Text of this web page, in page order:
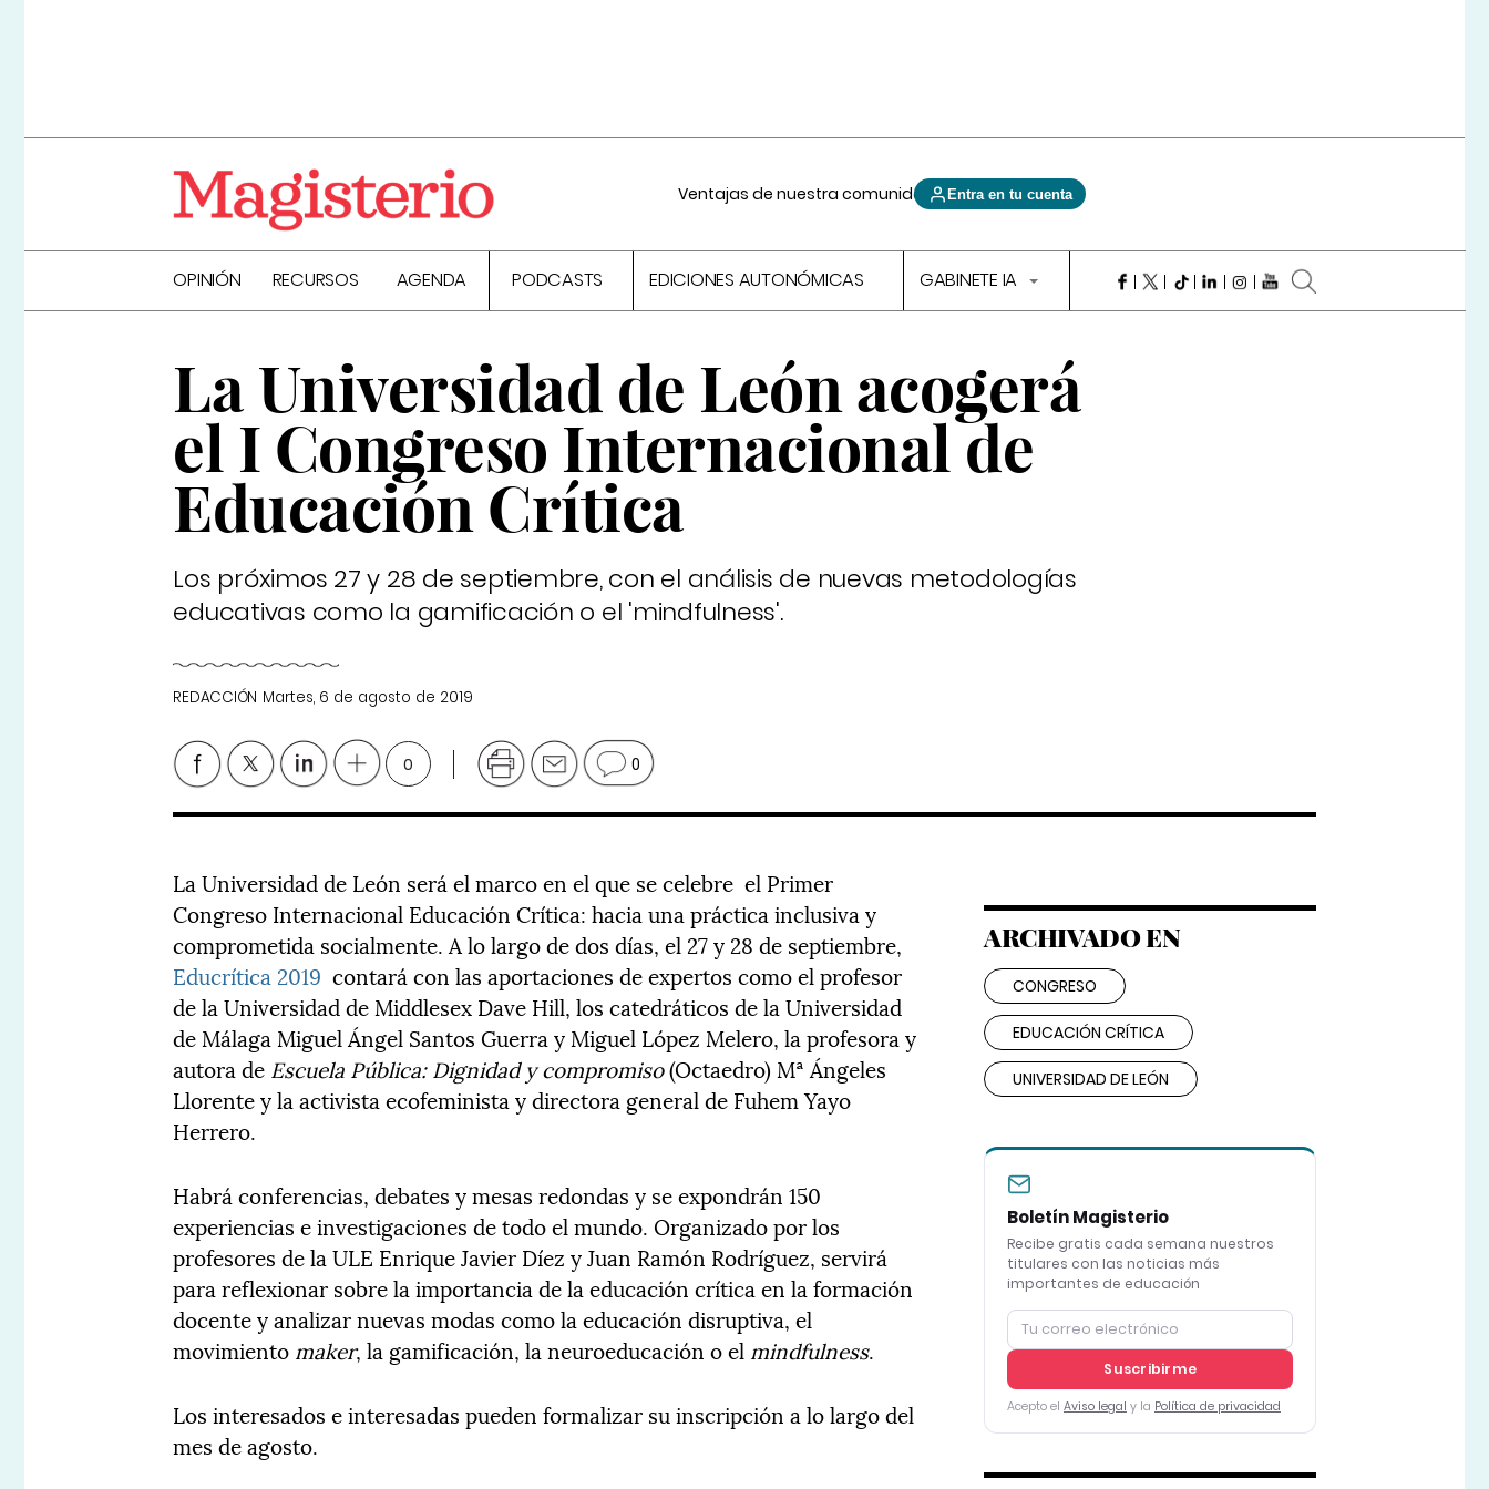
Ventajas de nuestra comunidad Entra en tu cuenta
OPINIÓN RECURSOS AGENDA PODCASTS EDICIONES AUTONÓMICAS GABINETE IA
La Universidad de León acogerá
el I Congreso Internacional de
Educación Crítica
Los próximos 27 y 28 de septiembre, con el análisis de nuevas metodologías
educativas como la gamificación o el 'mindfulness'.
REDACCIÓN Martes, 6 de agosto de 2019
0 0
La Universidad de León será el marco en el que se celebre el Primer
Congreso Internacional Educación Crítica: hacia una práctica inclusiva y
comprometida socialmente. A lo largo de dos días, el 27 y 28 de septiembre,
Educrítica 2019 contará con las aportaciones de expertos como el profesor
de la Universidad de Middlesex Dave Hill, los catedráticos de la Universidad
de Málaga Miguel Ángel Santos Guerra y Miguel López Melero, la profesora y
autora de Escuela Pública: Dignidad y compromiso(Octaedro) Mª Ángeles
Llorente y la activista ecofeminista y directora general de Fuhem Yayo
Herrero.
Habrá conferencias, debates y mesas redondas y se expondrán 150
experiencias e investigaciones de todo el mundo. Organizado por los
profesores de la ULE Enrique Javier Díez y Juan Ramón Rodríguez, servirá
para reflexionar sobre la importancia de la educación crítica en la formación
docente y analizar nuevas modas como la educación disruptiva, el
movimiento maker, la gamificación, la neuroeducación o el mindfulness.
Los interesados e interesadas pueden formalizar su inscripción a lo largo del
mes de agosto.
ARCHIVADO EN
CONGRESO
EDUCACIÓN CRÍTICA
UNIVERSIDAD DE LEÓN
Boletín Magisterio
Recibe gratis cada semana nuestros
titulares con las noticias más
importantes de educación
Suscribirme
Acepto el Aviso legal y la Política de privacidad